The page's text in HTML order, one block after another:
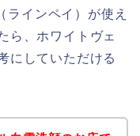
ラインペイ）が使え
ら、ホワイトヴェ
にしていただける